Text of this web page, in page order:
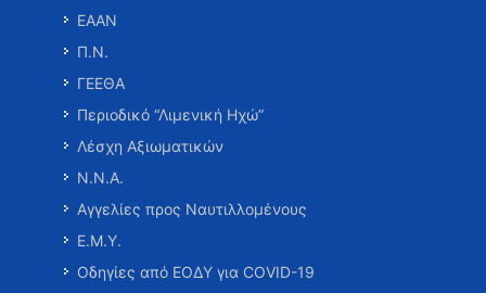
ΕΑΑΝ
Π.Ν.
ΓΕΕΘΑ
Περιοδικό “Λιμενική Ηχώ”
Λέσχη Αξιωματικών
Ν.Ν.Α.
Αγγελίες προς Ναυτιλλομένους
Ε.Μ.Υ.
Οδηγίες από ΕΟΔΥ για COVID-19